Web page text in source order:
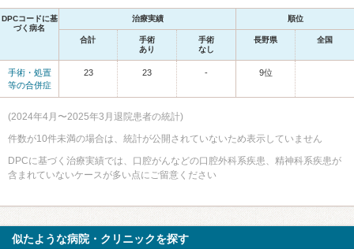
DPCコードに基
づく病名
治療実績 順位
合計
手術
あり
手術
なし
長野県 全国
手術・処置
等の合併症
23 23 - 9位
(2024年4月〜2025年3月退院患者の統計)
件数が10件未満の場合は、統計が公開されていないため表示していません
DPCに基づく治療実績では、口腔がんなどの口腔外科系疾患、精神科系疾患が
含まれていないケースが多い点にご留意ください
似たような病院・クリニックを探す